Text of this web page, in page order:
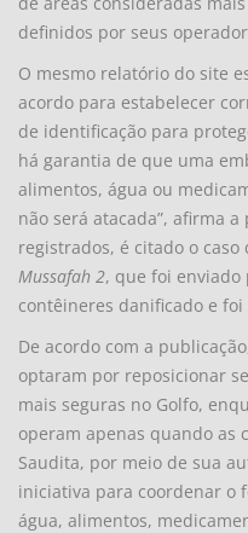
definidos por seus
O mesmo relatório do site
acordo para estabelecer
de identificação para
há garantia de que uma
alimentos, água ou
não será atacada”, afirma
registrados, é citado o
Mussafah 2, que foi
contêineres danificado e
De acordo com a
optaram por reposicionar
mais seguras no Golfo,
operam apenas quando as
Saudita, por meio de sua
iniciativa para coordenar o
água, alimentos,